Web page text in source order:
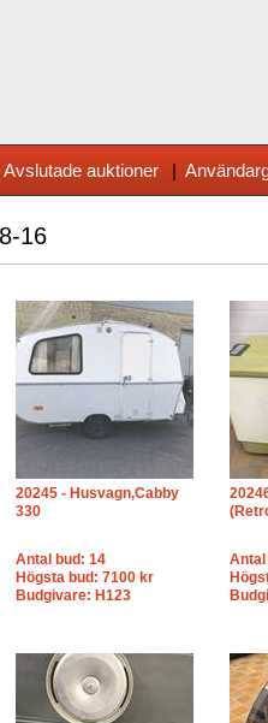
Avslutade auktioner |
16
20245 - Husvagn,Cabby
330
Antal bud: 14
Högsta bud: 7100 kr
Budgivare: H123
Antal